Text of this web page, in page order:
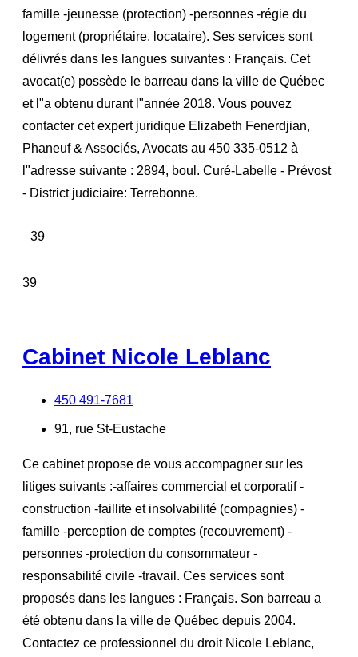
famille -jeunesse (protection) -personnes -régie du
logement (propriétaire, locataire). Ses services sont
délivrés dans les langues suivantes : Français. Cet
avocat(e) possède le barreau dans la ville de Québec
et l"a obtenu durant l"année 2018. Vous pouvez
contacter cet expert juridique Elizabeth Fenerdjian,
Phaneuf & Associés, Avocats au 450 335-0512 à
l"adresse suivante : 2894, boul. Curé-Labelle - Prévost
- District judiciaire: Terrebonne.
39
39
Cabinet Nicole Leblanc
450 491-7681
91, rue St-Eustache
Ce cabinet propose de vous accompagner sur les
litiges suivants :-affaires commercial et corporatif -
construction -faillite et insolvabilité (compagnies) -
famille -perception de comptes (recouvrement) -
personnes -protection du consommateur -
responsabilité civile -travail. Ces services sont
proposés dans les langues : Français. Son barreau a
été obtenu dans la ville de Québec depuis 2004.
Contactez ce professionnel du droit Nicole Leblanc,